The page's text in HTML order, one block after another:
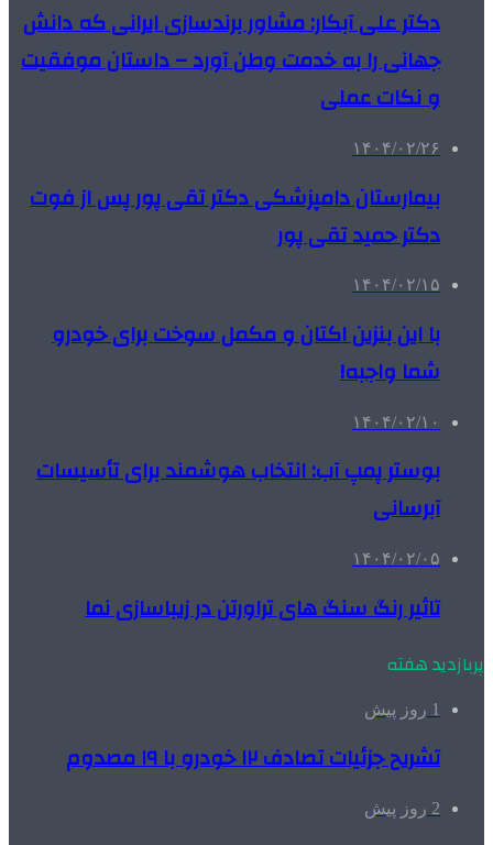
دکتر علی آبکار: مشاور برندسازی ایرانی که دانش
جهانی را به خدمت وطن آورد – داستان موفقیت
و نکات عملی
۱۴۰۴/۰۲/۲۶
بیمارستان دامپزشکی دکتر تقی پور پس از فوت
دکتر حمید تقی پور
۱۴۰۴/۰۲/۱۵
با این بنزین اکتان و مکمل سوخت برای خودرو
شما واجبه!
۱۴۰۴/۰۲/۱۰
بوستر پمپ آب: انتخاب هوشمند برای تأسیسات
آبرسانی
۱۴۰۴/۰۲/۰۵
تاثیر رنگ سنگ های تراورتن در زیباسازی نما
پربازدید هفته
1 روز پیش
تشریح جزئیات تصادف ۱۲ خودرو با ۱۹ مصدوم
2 روز پیش